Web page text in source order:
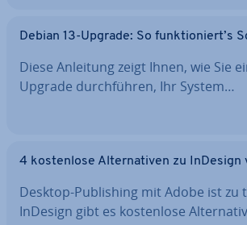
Debian 13-Upgrade: So funk­tio­niert’s
Diese Anleitung zeigt Ihnen, wie Sie
Upgrade durch­füh­ren, Ihr System…
4 kos­ten­lo­se Al­ter­na­ti­ven zu InDesign
Desktop-Pu­bli­shing mit Adobe ist zu
InDesign gibt es kos­ten­lo­se